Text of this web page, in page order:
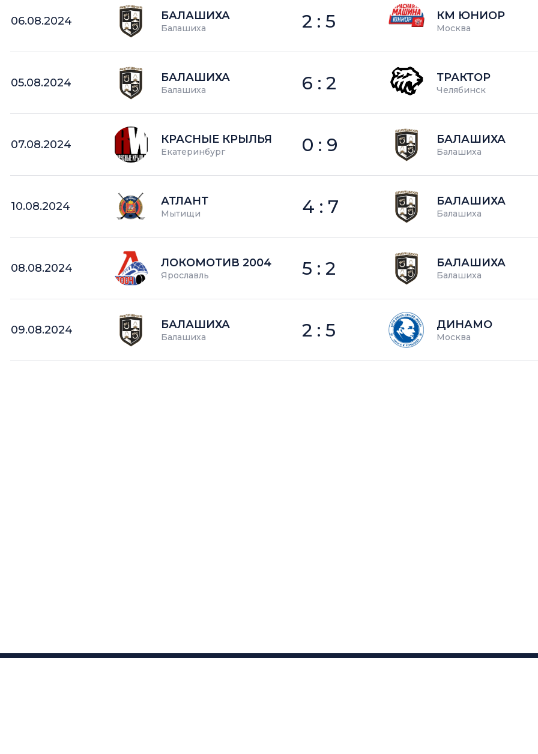
06.08.2024 БАЛАШИХА
Балашиха 2 : 5 КМ ЮНИОР
Москва
05.08.2024 БАЛАШИХА
Балашиха 6 : 2 ТРАКТОР
Челябинск
07.08.2024 КРАСНЫЕ КРЫЛЬЯ
Екатеринбург 0 : 9 БАЛАШИХА
Балашиха
10.08.2024 АТЛАНТ
Мытищи 4 : 7 БАЛАШИХА
Балашиха
08.08.2024 ЛОКОМОТИВ 2004
Ярославль 5 : 2 БАЛАШИХА
Балашиха
09.08.2024 БАЛАШИХА
Балашиха 2 : 5 ДИНАМО
Москва